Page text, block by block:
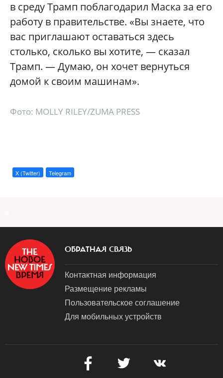
в среду Трамп поблагодарил Маска за его
работу в правительстве. «Вы знаете, что
вас приглашают оставаться здесь
столько, сколько вы хотите, — сказал
Трамп. — Думаю, он хочет вернуться
домой к своим машинам».
Фото: MOLLY RILEY/ZUMA PRESS
X (Twitter) Telegram
ОБРАТНАЯ СВЯЗЬ
Контактная информация
Размещение рекламы
Пользовательское соглашение
Для мобильных устройств